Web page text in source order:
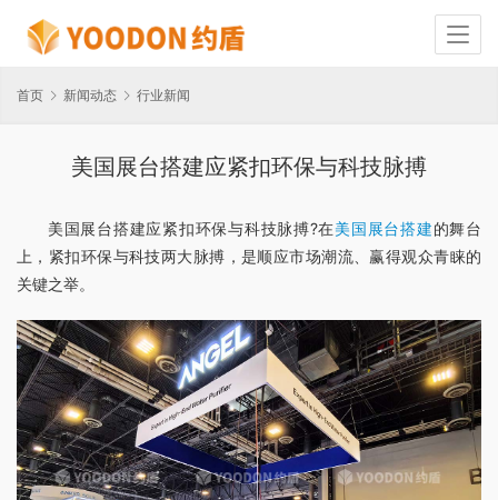
首页 新闻动态 行业新闻
美国展台搭建应紧扣环保与科技脉搏
美国展台搭建应紧扣环保与科技脉搏?在美国展台搭建的舞台
上，紧扣环保与科技两大脉搏，是顺应市场潮流、赢得观众青睐的
关键之举。